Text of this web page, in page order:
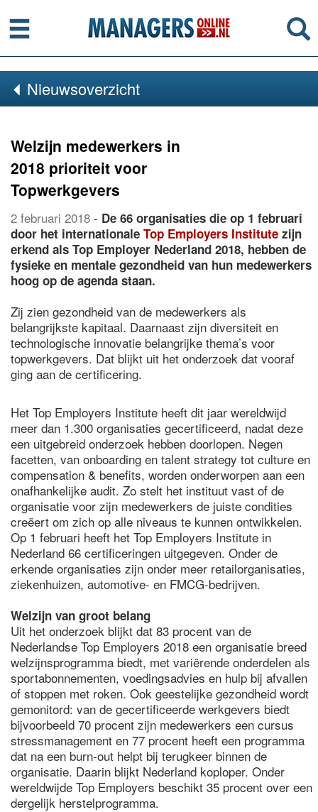
Menu
Nieuwsoverzicht
Welzijn medewerkers in
2018 prioriteit voor
Topwerkgevers
2 februari 2018 - De 66 organisaties die op 1 februari
door het internationale Top Employers Institute zijn
erkend als Top Employer Nederland 2018, hebben de
fysieke en mentale gezondheid van hun medewerkers
hoog op de agenda staan.
Zij zien gezondheid van de medewerkers als
belangrijkste kapitaal. Daarnaast zijn diversiteit en
technologische innovatie belangrijke thema’s voor
topwerkgevers. Dat blijkt uit het onderzoek dat vooraf
ging aan de certificering.
Het Top Employers Institute heeft dit jaar wereldwijd
meer dan 1.300 organisaties gecertificeerd, nadat deze
een uitgebreid onderzoek hebben doorlopen. Negen
facetten, van onboarding en talent strategy tot culture en
compensation & benefits, worden onderworpen aan een
onafhankelijke audit. Zo stelt het instituut vast of de
organisatie voor zijn medewerkers de juiste condities
creëert om zich op alle niveaus te kunnen ontwikkelen.
Op 1 februari heeft het Top Employers Institute in
Nederland 66 certificeringen uitgegeven. Onder de
erkende organisaties zijn onder meer retailorganisaties,
ziekenhuizen, automotive- en FMCG-bedrijven.
Welzijn van groot belang
Uit het onderzoek blijkt dat 83 procent van de
Nederlandse Top Employers 2018 een organisatie breed
welzijnsprogramma biedt, met variërende onderdelen als
sportabonnementen, voedingsadvies en hulp bij afvallen
of stoppen met roken. Ook geestelijke gezondheid wordt
gemonitord: van de gecertificeerde werkgevers biedt
bijvoorbeeld 70 procent zijn medewerkers een cursus
stressmanagement en 77 procent heeft een programma
dat na een burn-out helpt bij terugkeer binnen de
organisatie. Daarin blijkt Nederland koploper. Onder
wereldwijde Top Employers beschikt 35 procent over een
dergelijk herstelprogramma.